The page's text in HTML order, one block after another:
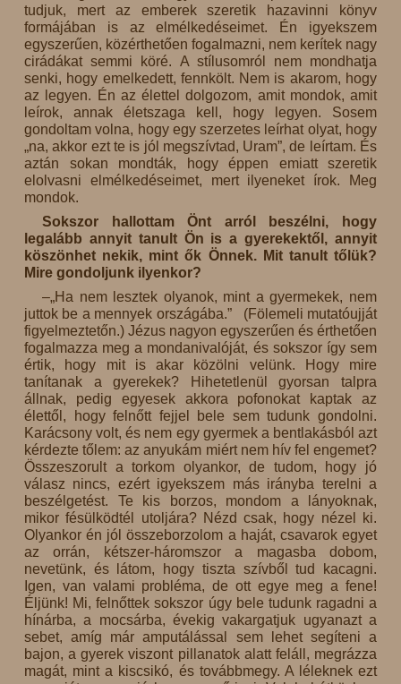
tudjuk, mert az emberek szeretik hazavinni könyv
formájában is az elmélkedéseimet. Én igyekszem
egyszerűen, közérthetően fogalmazni, nem kerítek nagy
cirádákat semmi köré. A stílusomról nem mondhatja
senki, hogy emelkedett, fennkölt. Nem is akarom, hogy
az legyen. Én az élettel dolgozom, amit mondok, amit
leírok, annak életszaga kell, hogy legyen. Sosem
gondoltam volna, hogy egy szerzetes leírhat olyat, hogy
„na, akkor ezt te is jól megszívtad, Uram”, de leírtam. És
aztán sokan mondták, hogy éppen emiatt szeretik
elolvasni elmélkedéseimet, mert ilyeneket írok. Meg
mondok.
Sokszor hallottam Önt arról beszélni, hogy
legalább annyit tanult Ön is a gyerekektől, annyit
köszönhet nekik, mint ők Önnek. Mit tanult tőlük?
Mire gondoljunk ilyenkor?
–„Ha nem lesztek olyanok, mint a gyermekek, nem
juttok be a mennyek országába.” (Fölemeli mutatóujját
figyelmeztetőn.) Jézus nagyon egyszerűen és érthetően
fogalmazza meg a mondanivalóját, és sokszor így sem
értik, hogy mit is akar közölni velünk. Hogy mire
tanítanak a gyerekek? Hihetetlenül gyorsan talpra
állnak, pedig egyesek akkora pofonokat kaptak az
élettől, hogy felnőtt fejjel bele sem tudunk gondolni.
Karácsony volt, és nem egy gyermek a bentlakásból azt
kérdezte tőlem: az anyukám miért nem hív fel engemet?
Összeszorult a torkom olyankor, de tudom, hogy jó
válasz nincs, ezért igyekszem más irányba terelni a
beszélgetést. Te kis borzos, mondom a lányoknak,
mikor fésülködtél utoljára? Nézd csak, hogy nézel ki.
Olyankor én jól összeborzolom a haját, csavarok egyet
az orrán, kétszer-háromszor a magasba dobom,
nevetünk, és látom, hogy tiszta szívből tud kacagni.
Igen, van valami probléma, de ott egye meg a fene!
Éljünk! Mi, felnőttek sokszor úgy bele tudunk ragadni a
hínárba, a mocsárba, évekig vakargatjuk ugyanazt a
sebet, amíg már amputálással sem lehet segíteni a
bajon, a gyerek viszont pillanatok alatt feláll, megrázza
magát, mint a kiscsikó, és továbbmegy. A léleknek ezt